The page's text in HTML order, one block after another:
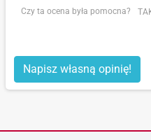
Czy ta ocena była pomocna?
Napisz własną opinię!